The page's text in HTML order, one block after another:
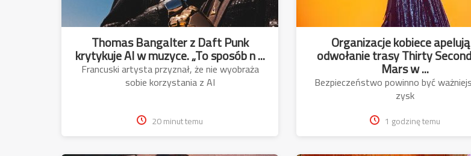
Thomas Bangalter z Daft Punk
krytykuje AI w muzyce. „To sposób n ...
Francuski artysta przyznał, że nie wyobraża
sobie korzystania z AI
20 minut temu
Organizacje kobiece
odwołanie trasy Thirty
Mars w ...
Bezpieczeństwo powinno być
zysk
1 godzinę temu